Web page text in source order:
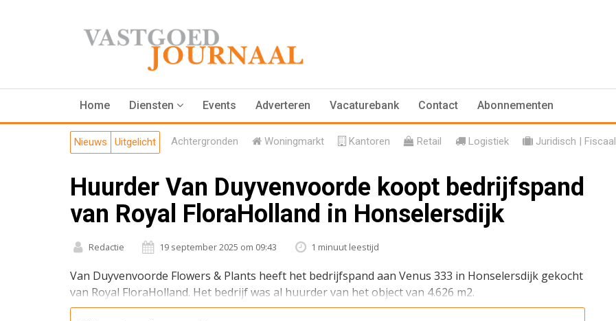
Home Diensten Events Adverteren Vacaturebank Contact Abonnementen
Nieuws Uitgelicht Achtergronden Woningmarkt Kantoren Retail Logistiek Juridisch | Fiscaal
Huurder Van Duyvenvoorde koopt bedrijfspand
van Royal FloraHolland in Honselersdijk
Redactie 19 september 2025 om 09:43 1 minuut leestijd
Van Duyvenvoorde Flowers & Plants heeft het bedrijfspand aan Venus 333 in Honselersdijk gekocht
van Royal FloraHolland. Het bedrijf was al huurder van het object van 4.626 m2.